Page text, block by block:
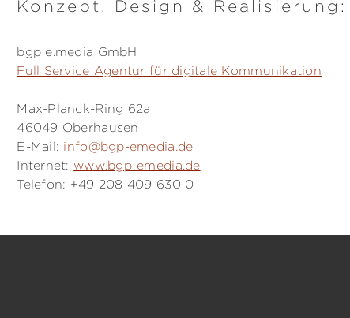
Konzept, Design & Realisierung:
bgp e.media GmbH
Full Service Agentur für digitale Kommunikation
Max-Planck-Ring 62a
46049 Oberhausen
E-Mail: info@bgp-emedia.de
Internet: www.bgp-emedia.de
Telefon: +49 208 409 630 0